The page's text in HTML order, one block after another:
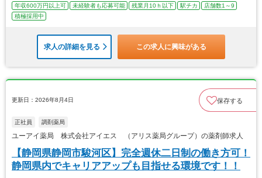
年収600万円以上可 未経験者も応募可能 残業月10ｈ以下 駅チカ
店舗数1～9
積極採用中
求人の詳細を見る この求人に興味がある
更新日：2026年8月4日 保存する
正社員 調剤薬局
ユーアイ薬局 株式会社アイエス （アリス薬局グループ）の薬剤師求人
【静岡県静岡市駿河区】完全週休二日制の働き方可！
静岡県内でキャリアアップも目指せる環境です！！